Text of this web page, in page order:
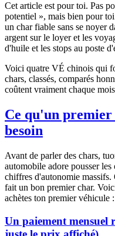
Cet article est pour toi. Pas
potentiel », mais bien pour
un char fiable sans se noyer
argent sur le loyer et les
d'huile et les stops au poste
Voici quatre VÉ chinois qui
chars, classés, comparés
coûtent vraiment chaque
Ce qu'un
besoin
Avant de parler des chars,
automobile adore pousser
chiffres d'autonomie massifs.
fait un bon premier char.
achètes ton premier véhicule :
Un paiement mensuel